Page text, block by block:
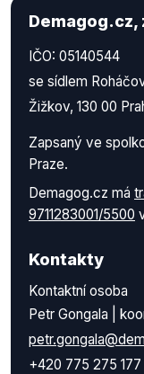
Demagog.cz,
IČO: 05140544
se sídlem
Žižkov, 130 00
Zapsaný ve
Praze.
Demagog.cz má
9711283001/5500
Kontakty
Kontaktní osoba
Petr Gongala |
+420 775 275 177